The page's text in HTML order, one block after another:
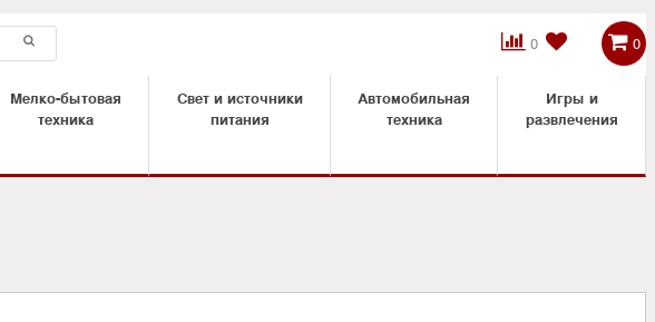
0

 0
Мелко-бытовая
техника
Свет и источники
питания
Автомобильная
техника
Игры и
развлечения